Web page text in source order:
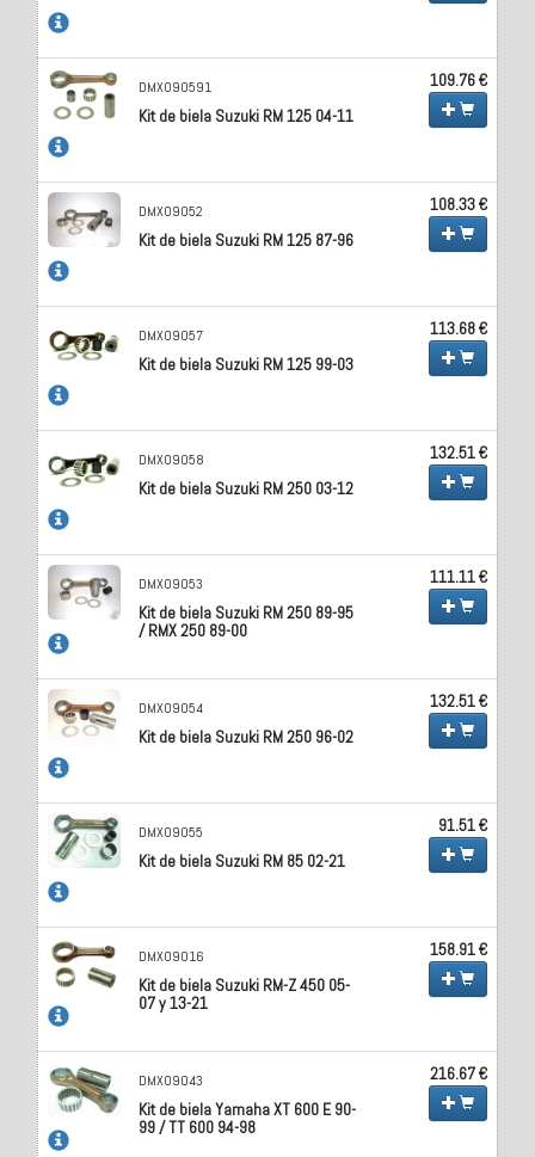
DMX090591
Kit de biela Suzuki RM 125 04-11
109.76 €
DMX09052
Kit de biela Suzuki RM 125 87-96
108.33 €
DMX09057
Kit de biela Suzuki RM 125 99-03
113.68 €
DMX09058
Kit de biela Suzuki RM 250 03-12
132.51 €
DMX09053
Kit de biela Suzuki RM 250 89-95
/ RMX 250 89-00
111.11 €
DMX09054
Kit de biela Suzuki RM 250 96-02
132.51 €
DMX09055
Kit de biela Suzuki RM 85 02-21
91.51 €
DMX09016
Kit de biela Suzuki RM-Z 450 05-
07 y 13-21
158.91 €
DMX09043
Kit de biela Yamaha XT 600 E 90-
99 / TT 600 94-98
216.67 €